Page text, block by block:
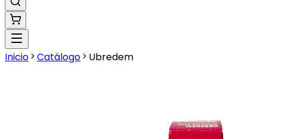
Inicio Catálogo Ubredem